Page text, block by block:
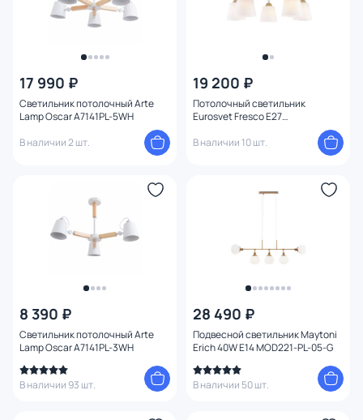
17 990 ₽
Светильник потолочный Arte
Lamp Oscar A7141PL-5WH
В наличии 2 шт.
19 200 ₽
Потолочный светильник
Eurosvet Fresco E27
В наличии 10 шт.
8 390 ₽
Светильник потолочный Arte
Lamp Oscar A7141PL-3WH
В наличии 93 шт.
28 490 ₽
Подвесной светильник Maytoni
Erich 40W E14 MOD221-PL-05-G
В наличии 50 шт.
В наличии 123
Цена
От До
Страна
Материал арматуры
Материал плафона